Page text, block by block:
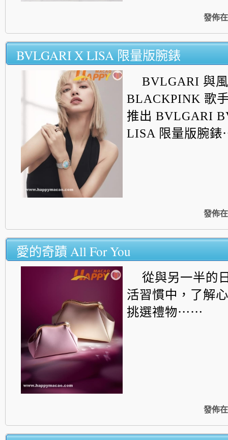
發佈在
BVLGARI X LISA 限量版腕錶
BVLGARI 與
BLACKPINK 歌
推出 BVLGARI
LISA 限量版腕
發佈在
愛的奇蹟 All For You
從與另一半的
活習慣中，了解
挑選禮物⋯⋯
發佈在